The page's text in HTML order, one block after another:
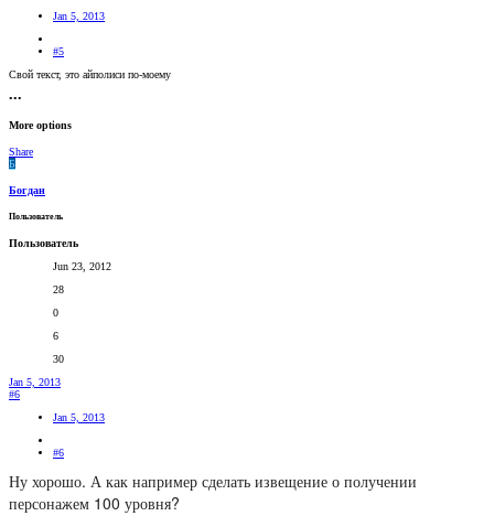
Jan 5, 2013
#5
Свой текст, это айполиси по-моему
•••
More options
Share
Б
Богдан
Пользователь
Пользователь
Jun 23, 2012
28
0
6
30
Jan 5, 2013
#6
Jan 5, 2013
#6
Ну хорошо. А как например сделать извещение о получении
персонажем 100 уровня?